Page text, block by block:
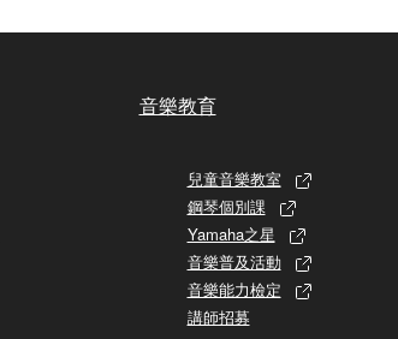
音樂教育
兒童音樂教室
鋼琴個別課
Yamaha之星
音樂普及活動
音樂能力檢定
講師招募